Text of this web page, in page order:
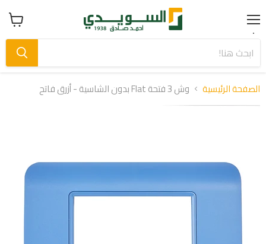
Menu عرض
سلة
الصفحة الرئيسية وش 3 فتحة Flat بدون الشاسية - أزرق فاتح